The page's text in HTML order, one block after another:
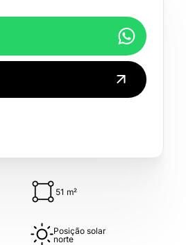
51 m²
Posição solar
norte